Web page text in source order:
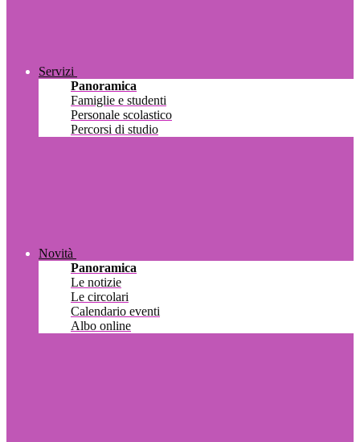
Servizi
Panoramica
Famiglie e studenti
Personale scolastico
Percorsi di studio
Novità
Panoramica
Le notizie
Le circolari
Calendario eventi
Albo online